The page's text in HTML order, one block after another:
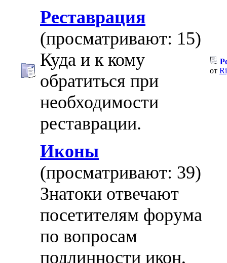
Реставрация
(просматривают: 15)
Куда и к кому
обратиться при
необходимости
реставрации.
от
Иконы
(просматривают: 39)
Знатоки отвечают
посетителям форума
по вопросам
подлинности икон,